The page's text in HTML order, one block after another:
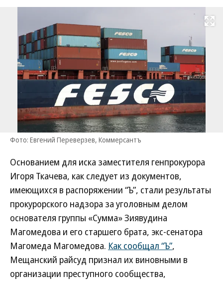
Развернуть
Фото: Евгений Переверзев, Коммерсантъ
Основанием для иска заместителя генпрокурора
Игоря Ткачева, как следует из документов,
имеющихся в распоряжении “Ъ”, стали результаты
прокурорского надзора за уголовным делом
основателя группы «Сумма» Зиявудина
Магомедова и его старшего брата, экс-сенатора
Магомеда Магомедова. Как сообщал “Ъ”,
Мещанский райсуд признал их виновными в
организации преступного сообщества,